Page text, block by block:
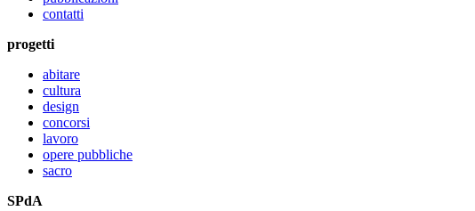
contatti
progetti
abitare
cultura
design
concorsi
lavoro
opere pubbliche
sacro
SPdA